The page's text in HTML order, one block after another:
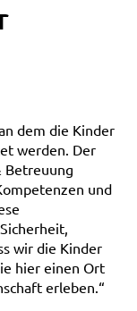
dem die Kinder
werden. Der
Betreuung
und
wir die Kinder
hier einen Ort
erleben.“